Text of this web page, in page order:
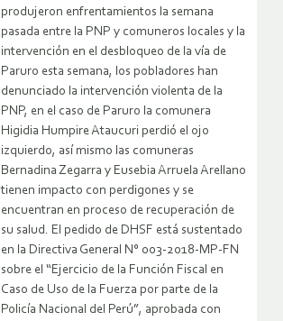
produjeron enfrentamientos la semana
pasada entre la PNP y comuneros locales y la
intervención en el desbloqueo de la vía de
Paruro esta semana, los pobladores han
denunciado la intervención violenta de la
PNP, en el caso de Paruro la comunera
Higidia Humpire Ataucuri perdió el ojo
izquierdo, así mismo las comuneras
Bernadina Zegarra y Eusebia Arruela Arellano
tienen impacto con perdigones y se
encuentran en proceso de recuperación de
su salud. El pedido de DHSF está sustentado
en la Directiva General N° 003-2018-MP-FN
sobre el “Ejercicio de la Función Fiscal en
Caso de Uso de la Fuerza por parte de la
Policía Nacional del Perú”, aprobada con